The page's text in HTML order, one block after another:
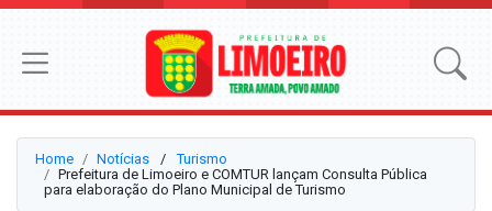
Home Notícias ⠀/⠀Turismo
Prefeitura de Limoeiro e COMTUR lançam Consulta Pública
para elaboração do Plano Municipal de Turismo